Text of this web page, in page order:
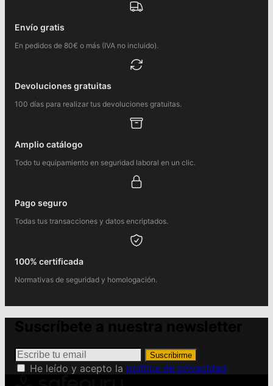
Envío gratis
En pedidos de 80€ o más (IVA no incluido).
Devoluciones gratuitas
100 días para realizar tus devoluciones gratuitas.
Amplio catálogo
Todo tu equipamiento en seguridad laboral en un clic.
Pago seguro
Todas tus transacciones y datos encriptados.
100% certificada
Normativas de seguridad y homologación.
Suscribirme
He leído y acepto la política de privacidad